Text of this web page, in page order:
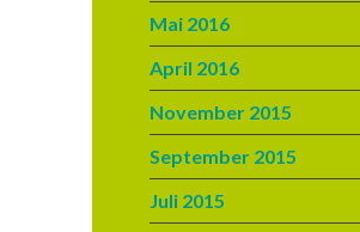
Mai 2016
April 2016
November 2015
September 2015
Juli 2015